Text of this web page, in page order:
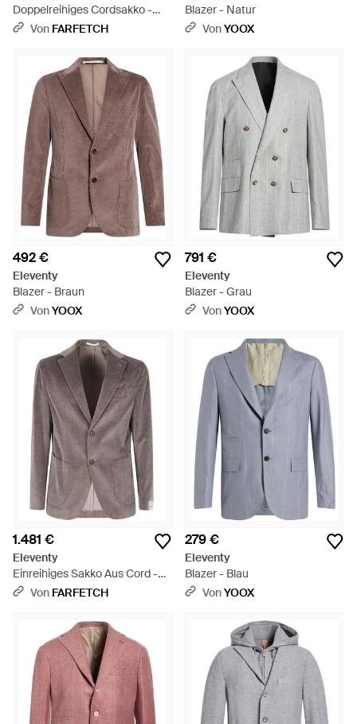
Doppelreihiges Cordsakko -
BlauVon FARFETCH
Blazer - Natur
VonYOOX
492 €
Eleventy
Blazer - Braun
VonYOOX
791 €
Eleventy
Blazer - Grau
VonYOOX
1.481 €
Eleventy
Einreihiges Sakko Aus Cord -
Braun
Von FARFETCH
279 €
Eleventy
Blazer - Blau
VonYOOX